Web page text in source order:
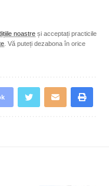
noastre și acceptați practicile
. Vă puteți dezabona în orice